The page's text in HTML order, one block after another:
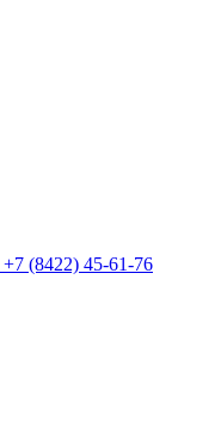
+7 (8422) 45-61-76